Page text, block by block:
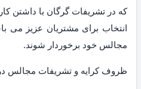
که در تشریفات گرگان با داشتن
انتخاب برای مشتریان عزیز می
مجالس خود برخوردار شوند.
ظروف کرایه و تشریفات مجالس